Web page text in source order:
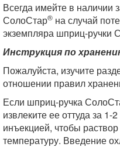
Всегда имейте в наличии
СолоСтар® на случай
экземпляра шприц-ручки
Инструкция по
Пожалуйста, изучите
отношении правил
Если шприц-ручка
извлеките ее оттуда за
инъекцией, чтобы
температуру. Введение